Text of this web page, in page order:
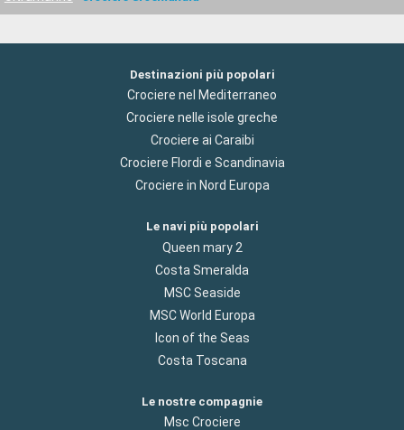
Destinazioni più popolari
Crociere nel Mediterraneo
Crociere nelle isole greche
Crociere ai Caraibi
Crociere Flordi e Scandinavia
Crociere in Nord Europa
Le navi più popolari
Queen mary 2
Costa Smeralda
MSC Seaside
MSC World Europa
Icon of the Seas
Costa Toscana
Le nostre compagnie
Msc Crociere